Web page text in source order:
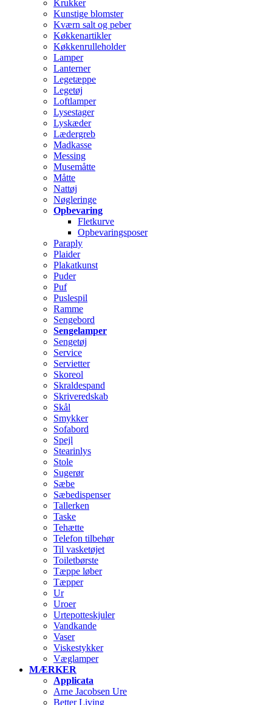
Krukker
Kunstige blomster
Kværn salt og peber
Køkkenartikler
Køkkenrulleholder
Lamper
Lanterner
Legetæppe
Legetøj
Loftlamper
Lysestager
Lyskæder
Lædergreb
Madkasse
Messing
Musemåtte
Måtte
Nattøj
Nøgleringe
Opbevaring
Fletkurve
Opbevaringsposer
Paraply
Plaider
Plakatkunst
Puder
Puf
Puslespil
Ramme
Sengebord
Sengelamper
Sengetøj
Service
Servietter
Skoreol
Skraldespand
Skriveredskab
Skål
Smykker
Sofabord
Spejl
Stearinlys
Stole
Sugerør
Sæbe
Sæbedispenser
Tallerken
Taske
Tehætte
Telefon tilbehør
Til vasketøjet
Toiletbørste
Tæppe løber
Tæpper
Ur
Uroer
Urtepotteskjuler
Vandkande
Vaser
Viskestykker
Væglamper
MÆRKER
Applicata
Arne Jacobsen Ure
Better Living